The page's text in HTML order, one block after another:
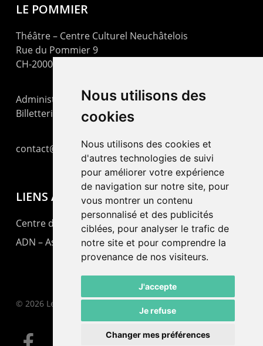
Nous utilisons des
cookies
Nous utilisons des cookies et
d'autres technologies de suivi
pour améliorer votre expérience
de navigation sur notre site, pour
vous montrer un contenu
personnalisé et des publicités
ciblées, pour analyser le trafic de
notre site et pour comprendre la
provenance de nos visiteurs.
J'accepte
Je refuse
Changer mes préférences
LE POMMIER
Théâtre – Centre Culturel Neuchâtelois
Rue du Pommier 9
CH-2000 Neuchâtel
Administration : +41 32 725 03 03
Billetterie : +41 32 725 05 05
contact@lepommier.ch
LIENS AMIS
Centre de culture ABC
ADN – Association Danse Neuchâtel
© 2026 Le Pommier.
facebook email